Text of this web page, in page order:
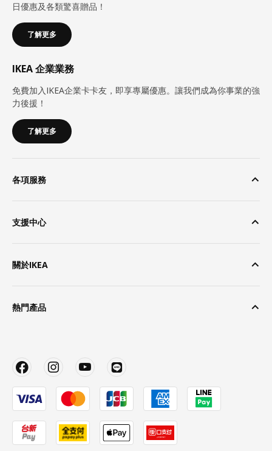
日優惠及各類驚喜贈品！
了解更多
IKEA 企業業務
免費加入IKEA企業卡卡友，即享專屬優惠。讓我們成為你事業的強
力後援！
了解更多
各項服務
支援中心
關於IKEA
熱門產品